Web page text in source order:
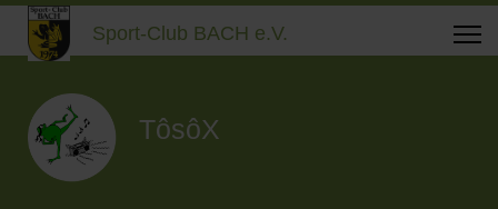
Sport-Club BACH e.V.
TôsôX